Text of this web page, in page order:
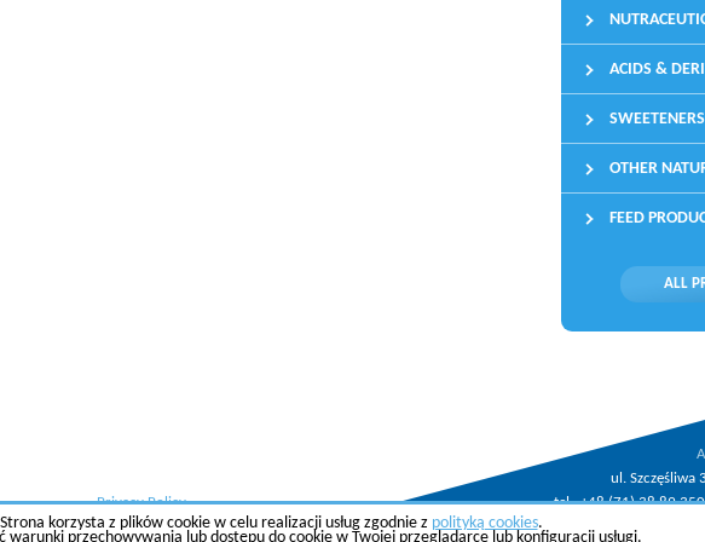
ACIDS &
SWEETENERS
OTHER
FEED
ALL
Privacy Policy
ul. Szczęśliwa
tel.: +48 (71) 38 89
Strona korzysta z plików cookie w celu realizacji usług zgodnie z polityką cookies.
warunki przechowywania lub dostępu do cookie w Twojej przeglądarce lub konfiguracji usługi.